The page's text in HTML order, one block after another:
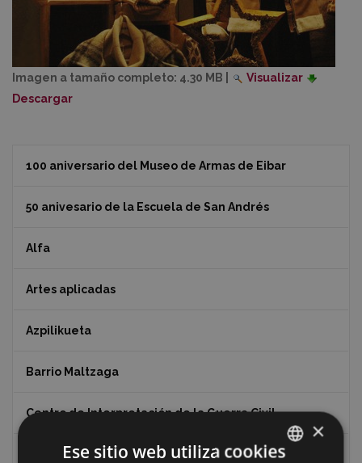
Imagen a tamaño completo: 4.30 MB
Visualizar
Descargar
100 aniversario del Museo de Armas de Eibar
50 anivesario de la Escuela de San Andrés
Alfa
Artes aplicadas
Azpilikueta
Barrio Maltzaga
Centro de Interpretación de la Guerra Civil
Ciclismo
×
Ese sitio web utiliza cookies